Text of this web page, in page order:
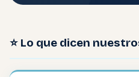
⭐ Lo que dicen